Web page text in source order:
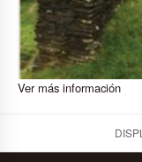
Ver más información